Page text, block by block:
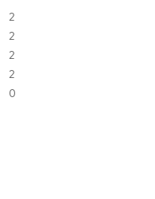
2
2
2
2
0